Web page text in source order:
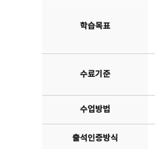
학습목표
수료기준
수업방법
출석인증방식